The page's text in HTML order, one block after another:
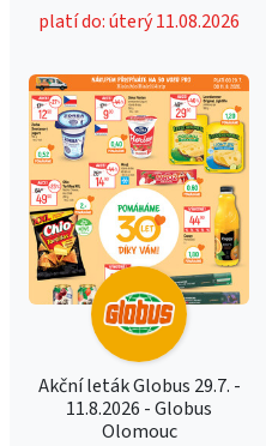
platí do: úterý 11.08.2026
Akční leták Globus 29.7. -
11.8.2026 - Globus
Olomouc